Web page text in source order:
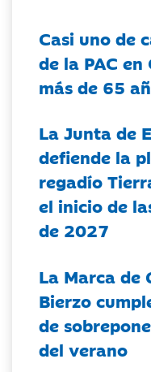
Casi uno de
de la PAC
más de 65
La Junta de
defiende la
regadío
el inicio de
de 2027
La Marca de
Bierzo
de
del verano